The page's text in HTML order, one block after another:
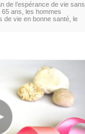
de l’espérance de vie sans
ans, les hommes
de vie en bonne santé, le